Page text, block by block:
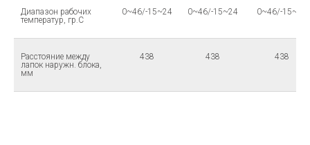
Диапазон рабочих
температур, гр.С
0~46/-15~24 0~46/-15~24 0~46/-15~24
Расстояние между
лапок наружн. блока,
мм
438 438 438